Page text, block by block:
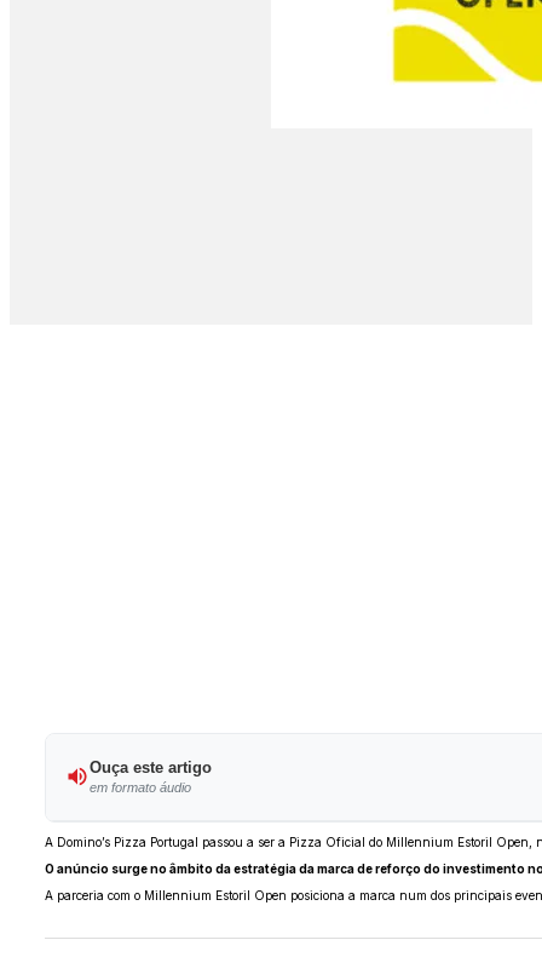
Ouça este artigo
em formato áudio
A Domino’s Pizza Portugal passou a ser a Pizza Oficial do Millennium Estoril Open,
O anúncio surge no âmbito da estratégia da marca de reforço do investimento
A parceria com o Millennium Estoril Open posiciona a marca num dos principais